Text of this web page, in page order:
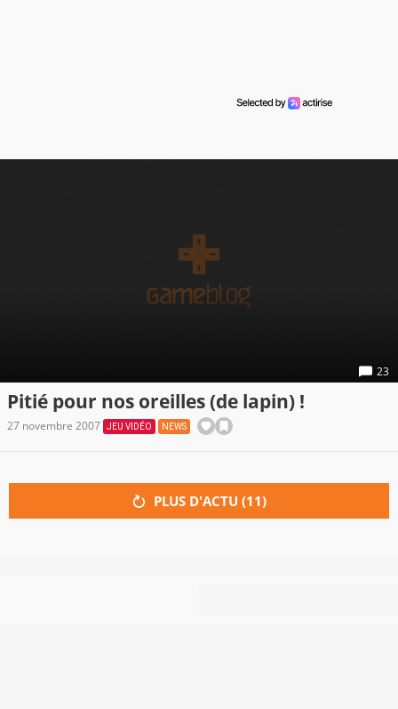
23
Pitié pour nos oreilles (de lapin) !
27 novembre 2007 JEU VIDÉO NEWS
PLUS D'ACTU (11)